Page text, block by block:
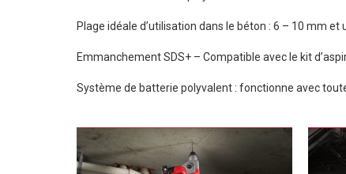
Plage idéale d’utilisation dans le béton : 6 – 10 mm
Emmanchement SDS+ – Compatible avec le kit
Système de batterie polyvalent : fonctionne avec